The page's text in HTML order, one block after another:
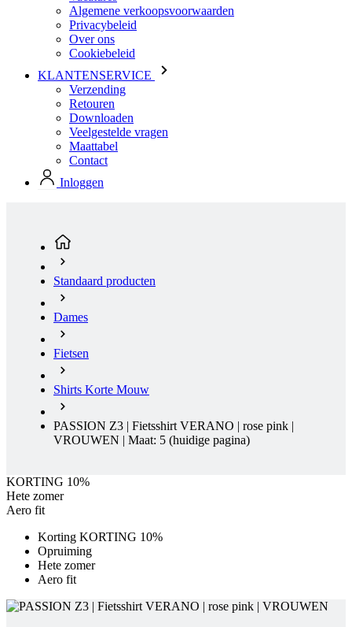
KLANTENSERVICE
Verzending
Retouren
Downloaden
Veelgestelde vragen
Maattabel
Contact
Inloggen
Dames
Fietsen
Shirts Korte Mouw
PASSION Z3 | Fietsshirt VERANO | rose pink |
VROUWEN | Maat: 5
KORTING 10%
Hete zomer
Opruiming
Hete zomer
Aero fit